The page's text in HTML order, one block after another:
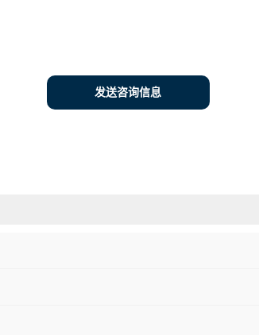
发送咨询信息